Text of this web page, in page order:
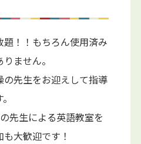
！！もちろん使用済み
ません。
先生をお迎えして指導
先生による英語教室を
大歓迎です！